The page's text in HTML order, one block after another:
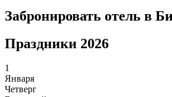
Забронировать отель в
Праздники 2026
1
Января
Четверг